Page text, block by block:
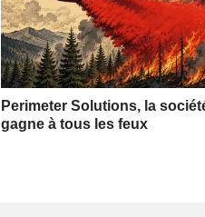
Perimeter Solutions, la
gagne à tous les feux